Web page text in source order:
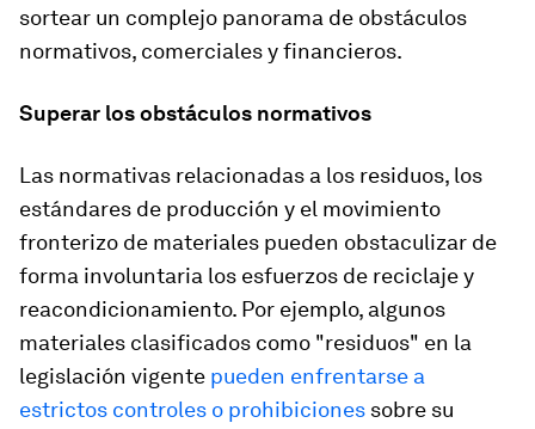
sortear un complejo panorama de obstáculos
normativos, comerciales y financieros.
Superar los obstáculos normativos
Las normativas relacionadas a los residuos, los
estándares de producción y el movimiento
fronterizo de materiales pueden obstaculizar de
forma involuntaria los esfuerzos de reciclaje y
reacondicionamiento. Por ejemplo, algunos
materiales clasificados como "residuos" en la
legislación vigente pueden enfrentarse a
estrictos controles o prohibiciones sobre su